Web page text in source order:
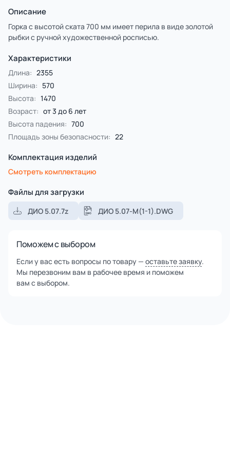
Описание
Горка с высотой ската 700 мм имеет перила в виде золотой
рыбки с ручной художественной росписью.
Характеристики
Длина: 2355
Ширина: 570
Высота: 1470
Возраст: от 3 до 6 лет
Высота падения: 700
Площадь зоны безопасности: 22
Комплектация изделий
Смотреть комплектацию
Файлы для загрузки
ДИО 5.07.7z ДИО 5.07-М(1-1).DWG
Поможем с выбором
Если у вас есть вопросы по товару — оставьте заявку.
Мы перезвоним вам в рабочее время и поможем
вам с выбором.